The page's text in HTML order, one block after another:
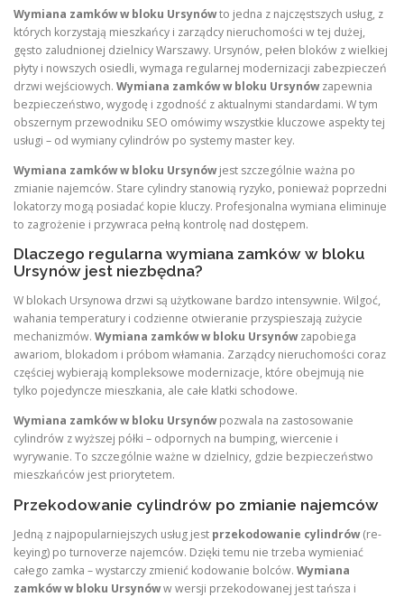
Wymiana zamków w bloku Ursynówto jedna z najczęstszych usług, z
których korzystają mieszkańcy i zarządcy nieruchomości w tej dużej,
gęsto zaludnionej dzielnicy Warszawy. Ursynów, pełen bloków z wielkiej
płyty i nowszych osiedli, wymaga regularnej modernizacji zabezpieczeń
drzwi wejściowych. Wymiana zamków w bloku Ursynówzapewnia
bezpieczeństwo, wygodę i zgodność z aktualnymi standardami. W tym
obszernym przewodniku SEO omówimy wszystkie kluczowe aspekty tej
usługi – od wymiany cylindrów po systemy master key.
Wymiana zamków w bloku Ursynówjest szczególnie ważna po
zmianie najemców. Stare cylindry stanowią ryzyko, ponieważ poprzedni
lokatorzy mogą posiadać kopie kluczy. Profesjonalna wymiana eliminuje
to zagrożenie i przywraca pełną kontrolę nad dostępem.
Dlaczego regularna wymiana zamków w bloku
Ursynów jest niezbędna?
W blokach Ursynowa drzwi są użytkowane bardzo intensywnie. Wilgoć,
wahania temperatury i codzienne otwieranie przyspieszają zużycie
mechanizmów. Wymiana zamków w bloku Ursynówzapobiega
awariom, blokadom i próbom włamania. Zarządcy nieruchomości coraz
częściej wybierają kompleksowe modernizacje, które obejmują nie
tylko pojedyncze mieszkania, ale całe klatki schodowe.
Wymiana zamków w bloku Ursynówpozwala na zastosowanie
cylindrów z wyższej półki – odpornych na bumping, wiercenie i
wyrywanie. To szczególnie ważne w dzielnicy, gdzie bezpieczeństwo
mieszkańców jest priorytetem.
Przekodowanie cylindrów po zmianie najemców
Jedną z najpopularniejszych usług jest przekodowanie cylindrów(re-
keying) po turnoverze najemców. Dzięki temu nie trzeba wymieniać
całego zamka – wystarczy zmienić kodowanie bolców. Wymiana
zamków w bloku Ursynóww wersji przekodowanej jest tańsza i